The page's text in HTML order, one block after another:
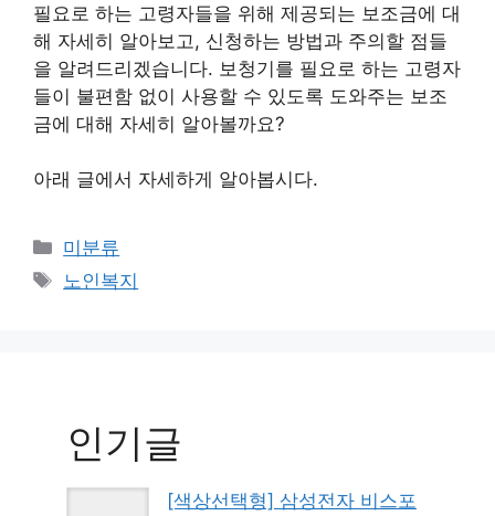
필요로 하는 고령자들을 위해 제공되는 보조금에 대
해 자세히 알아보고, 신청하는 방법과 주의할 점들
을 알려드리겠습니다. 보청기를 필요로 하는 고령자
들이 불편함 없이 사용할 수 있도록 도와주는 보조
금에 대해 자세히 알아볼까요?
아래 글에서 자세하게 알아봅시다.
Categories
미분류
Tags
노인복지
인기글
[색상선택형] 삼성전자 비스포